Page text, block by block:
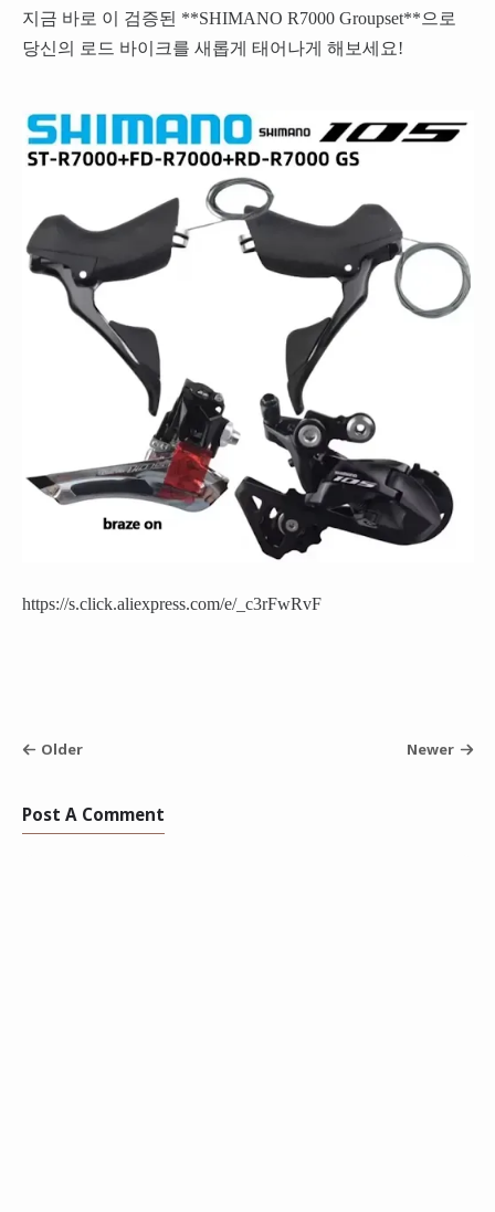
지금 바로 이 검증된 **SHIMANO R7000 Groupset**으로
당신의 로드 바이크를 새롭게 태어나게 해보세요!
https://s.click.aliexpress.com/e/_c3rFwRvF
Older Newer
Post A Comment